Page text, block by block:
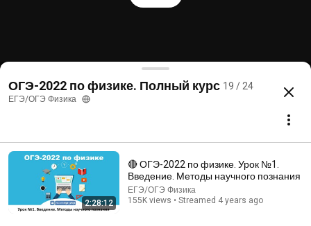
🔴 ОГЭ-2022 по физике. Урок №19. Простые
@ege_phys 696 likes
Comments 17
Comment...
ОГЭ-2022 по физике. Полный курс 19 / 24
ЕГЭ/ОГЭ Физика
2:28:12
🔴 ОГЭ-2022 по физике. Урок №1.
Введение. Методы научного познания
ЕГЭ/ОГЭ Физика
155K views • Streamed 4 years ago